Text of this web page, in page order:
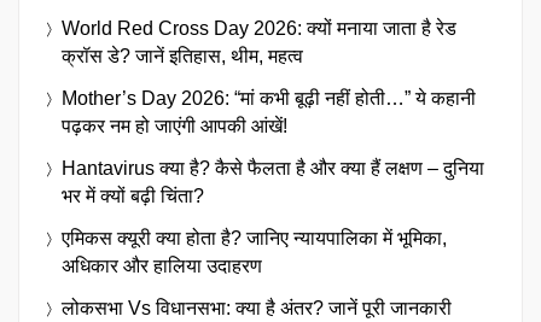
World Red Cross Day 2026: क्यों मनाया जाता है रेड
क्रॉस डे? जानें इतिहास, थीम, महत्व
Mother’s Day 2026: “मां कभी बूढ़ी नहीं होती…” ये कहानी
पढ़कर नम हो जाएंगी आपकी आंखें!
Hantavirus क्या है? कैसे फैलता है और क्या हैं लक्षण – दुनिया
भर में क्यों बढ़ी चिंता?
एमिकस क्यूरी क्या होता है? जानिए न्यायपालिका में भूमिका,
अधिकार और हालिया उदाहरण
लोकसभा Vs विधानसभा: क्या है अंतर? जानें पूरी जानकारी